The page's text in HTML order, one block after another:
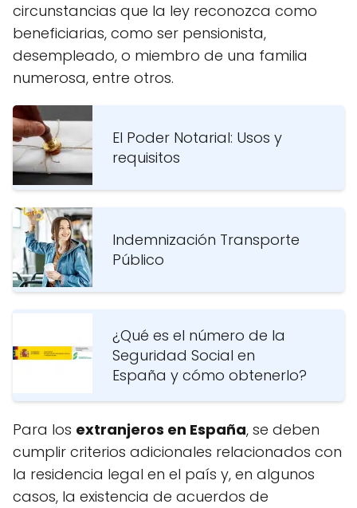
circunstancias que la ley reconozca como
beneficiarias, como ser pensionista,
desempleado, o miembro de una familia
numerosa, entre otros.
El Poder Notarial: Usos y
requisitos
Indemnización Transporte
Público
¿Qué es el número de la
Seguridad Social en
España y cómo obtenerlo?
Para los extranjeros en España, se deben
cumplir criterios adicionales relacionados con
la residencia legal en el país y, en algunos
casos, la existencia de acuerdos de